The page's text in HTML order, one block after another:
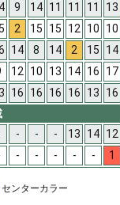
9 14 11 11 11 13
2 15 15 12 10 10
14 8 14 2 15 14
12 10 13 14 16 17
16 16 16 16 13 16
- - - 13 14 12
- - - - - 1
センターカラー